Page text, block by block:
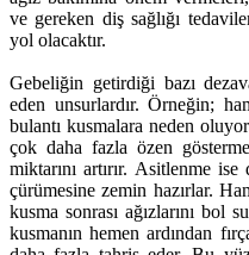
ve gereken diş sağlığı
yol olacaktır.
Gebeliğin getirdiği bazı
eden unsurlardır. Örneğin;
bulantı kusmalara neden
çok daha fazla özen
miktarını artırır. Asitlenme
çürümesine zemin hazırlar.
kusma sonrası ağızlarını bol
kusmanın hemen ardından